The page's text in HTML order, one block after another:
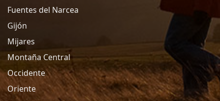
Fuentes del Narcea
Gijón
Mijares
Montaña Central
Occidente
Oriente